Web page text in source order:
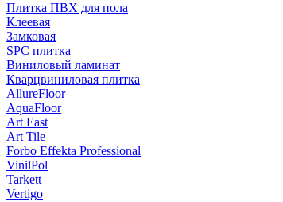
Плитка ПВХ для пола
Клеевая
Замковая
SPC плитка
Виниловый ламинат
Кварцвиниловая плитка
AllureFloor
AquaFloor
Art East
Art Tile
Forbo Effekta Professional
VinilPol
Tarkett
Vertigo